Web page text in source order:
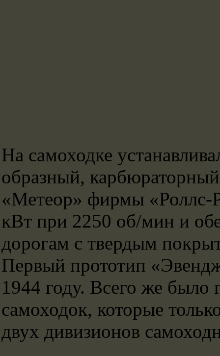
На самоходке
образный,
«Метеор» фирмы «Роллс-
кВт при 2250 об/мин и
дорогам с твердым
Первый прототип
1944 году. Всего же было
самоходок, которые
двух дивизионов